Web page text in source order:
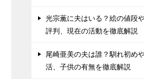
光宗薫に夫はいる？絵の値段
評判、現在の活動を徹底解説
尾崎亜美の夫は誰？馴れ初め
活、子供の有無を徹底解説